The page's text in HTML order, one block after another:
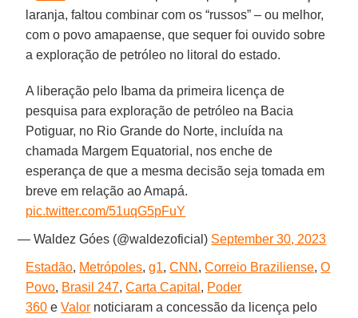
laranja, faltou combinar com os “russos” – ou melhor,
com o povo amapaense, que sequer foi ouvido sobre
a exploração de petróleo no litoral do estado.
A liberação pelo Ibama da primeira licença de
pesquisa para exploração de petróleo na Bacia
Potiguar, no Rio Grande do Norte, incluída na
chamada Margem Equatorial, nos enche de
esperança de que a mesma decisão seja tomada em
breve em relação ao Amapá.
pic.twitter.com/51uqG5pFuY
— Waldez Góes (@waldezoficial) September 30, 2023
Estadão, Metrópoles,g1,CNN ,Correio Braziliense,O
Povo, Brasil 247,Carta Capital , Poder
360 eValor noticiaram a concessão da licença pelo